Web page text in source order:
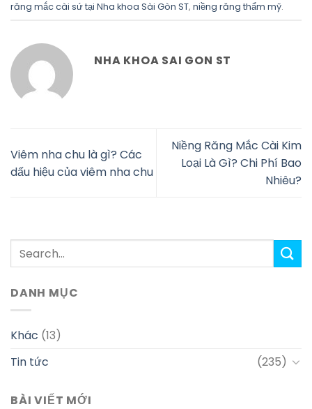
răng mắc cài sứ tại Nha khoa Sài Gòn ST, niềng răng thẩm mỹ.
NHA KHOA SAI GON ST
Viêm nha chu là gì? Các
dấu hiệu của viêm nha chu
Niềng Răng Mắc Cài Kim
Loại Là Gì? Chi Phí Bao
Nhiêu?
DANH MỤC
Khác (13)
Tin tức
(235)
BÀI VIẾT MỚI